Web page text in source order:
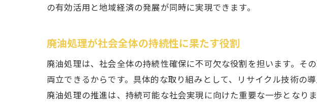
再利用で変わる
再利用がも
の有効活用と地域経済の発展が同時に実現できます。
廃油処理が社会全体の持続性に果たす役割
廃油処理は、社会全体の持続性確保に不可欠な役割を担います。そ
両立できるからです。具体的な取り組みとして、リサイクル技術の
廃油処理の推進は、持続可能な社会実現に向けた重要な一歩となりま